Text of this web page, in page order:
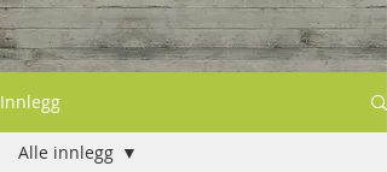
Innlegg
Alle innlegg